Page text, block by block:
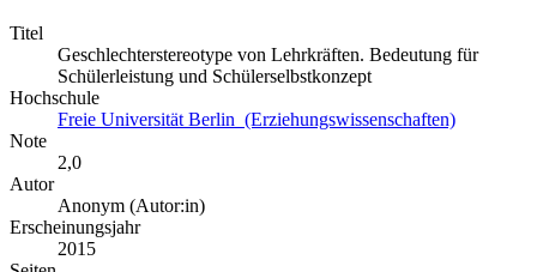
Titel
Geschlechterstereotype von Lehrkräften. Bedeutung für
Schülerleistung und Schülerselbstkonzept
Hochschule
Freie Universität Berlin (Erziehungswissenschaften)
Note
2,0
Autor
Anonym (Autor:in)
Erscheinungsjahr
2015